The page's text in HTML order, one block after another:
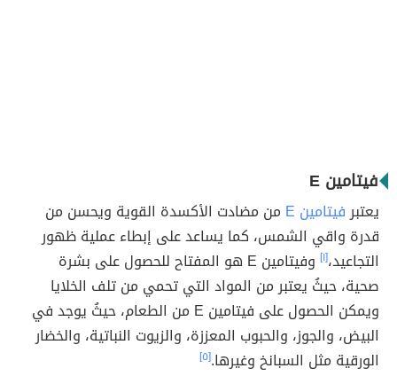
فيتامين E
يعتبرفيتامين E
من مضادت الأكسدة القوية ويحسن من
قدرة واقي الشمس، كما يساعد على إبطاء عملية ظهور
التجاعيد،[١]
وفيتامين E هو المفتاح للحصول على بشرة
صحية، حيثُ يعتبر من المواد التي تحمي من تلف الخلايا
ويمكن الحصول على فيتامين E من الطعام، حيثُ يوجد في
البيض، والجوز، والحبوب المعززة، والزيوت النباتية، والخضار
الورقية مثل السبانخ وغيرها.[٥]